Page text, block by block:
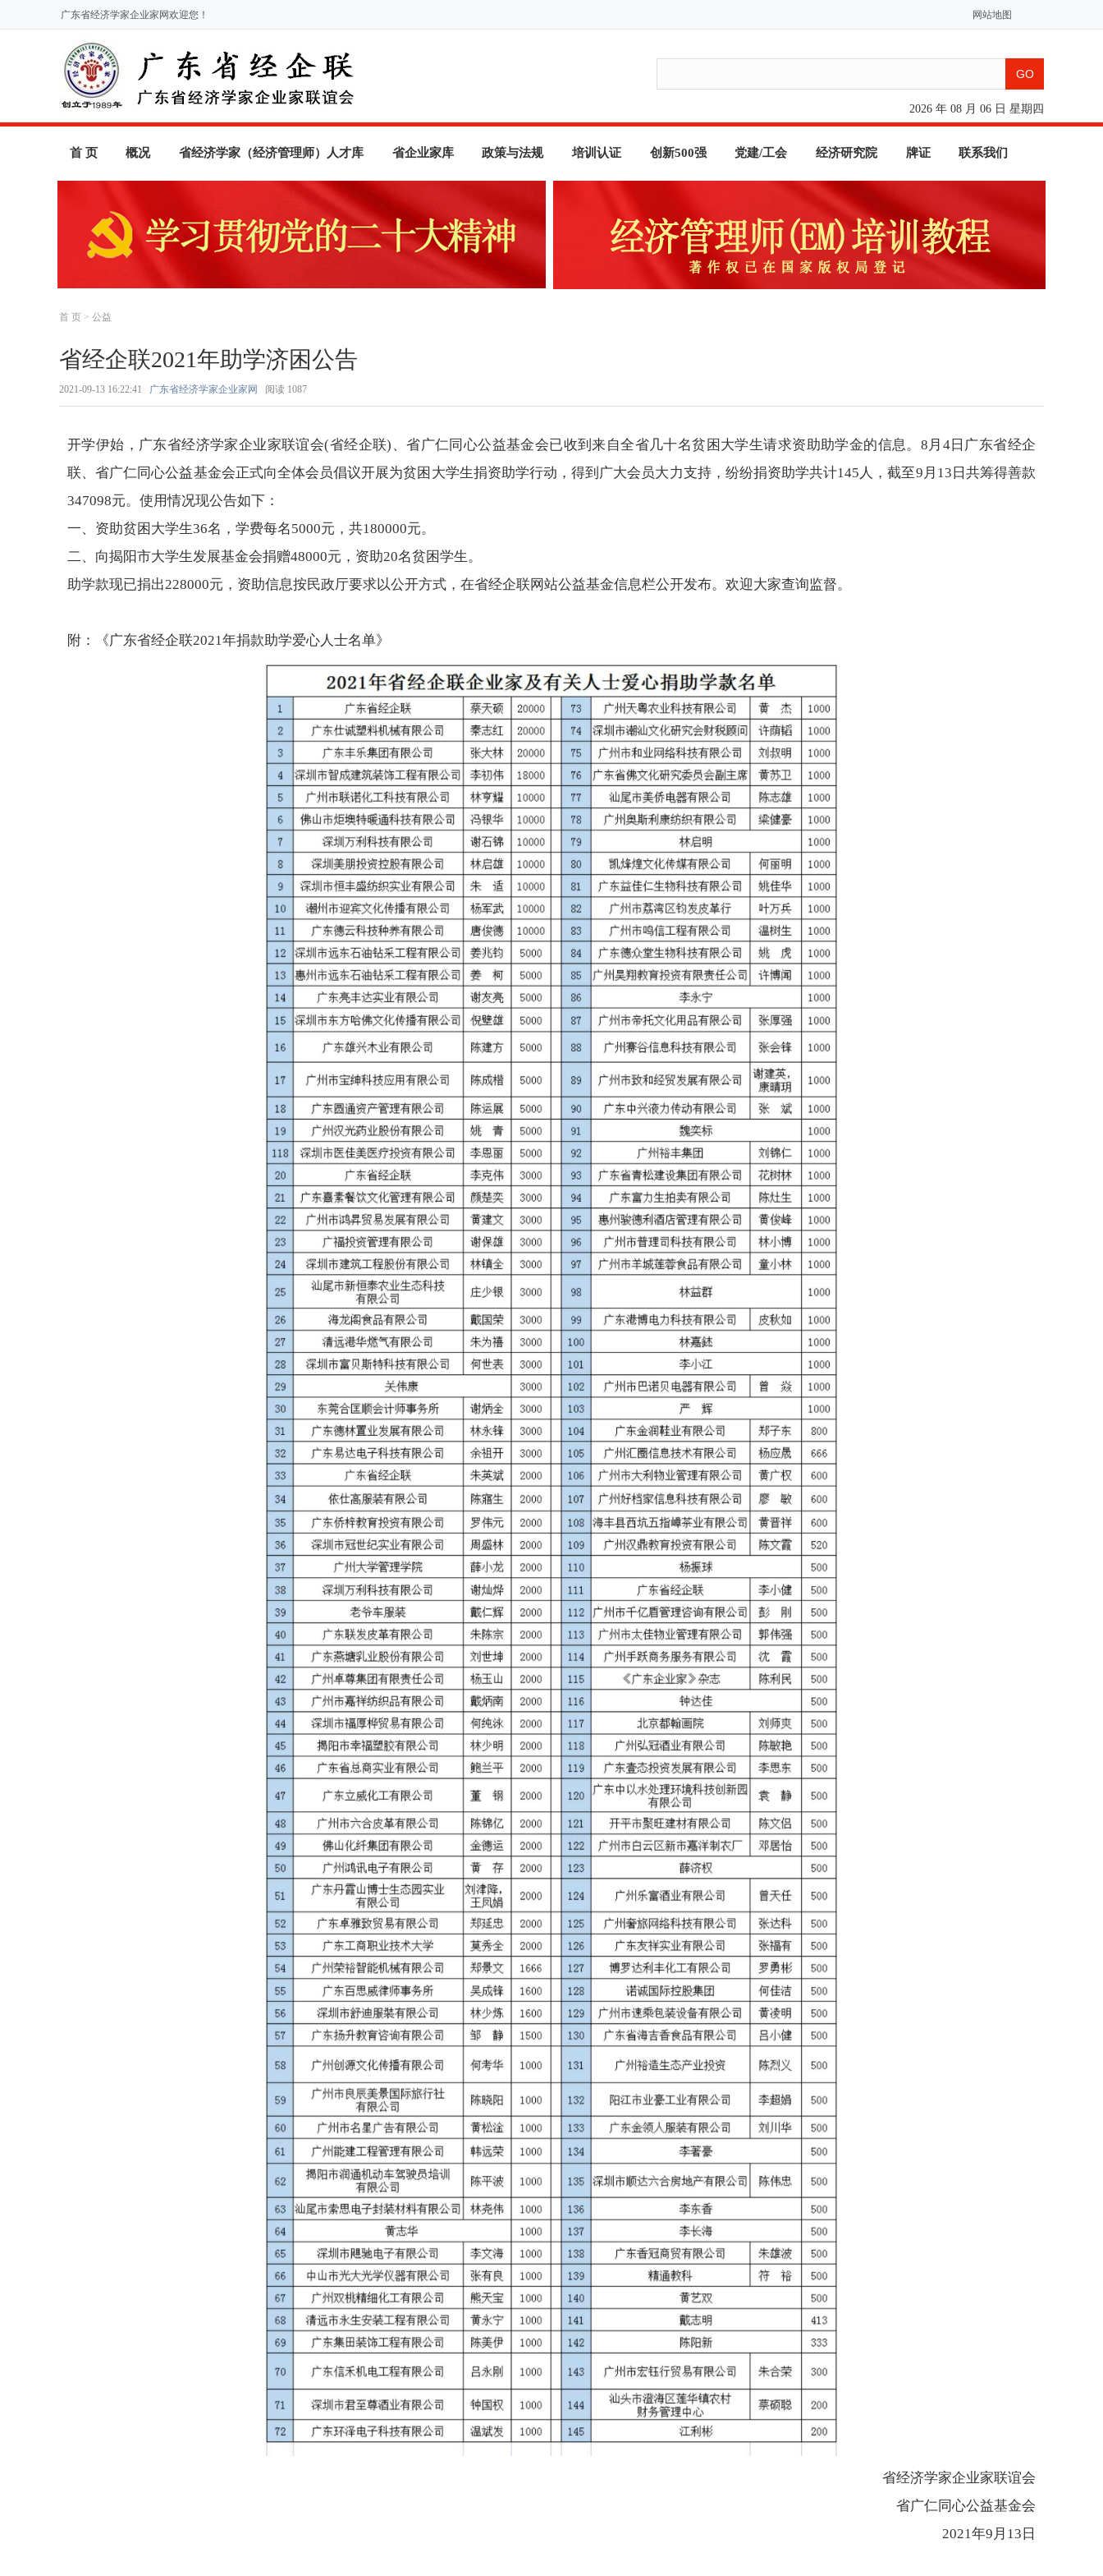
广东省经济学家企业家网欢迎您！ 网站地图
2026 年 08 月 06 日 星期四
首 页 概况 省经济学家（经济管理师）人才库 省企业家库 政策与法规 培训认证 创新500强 党建/工会 经济研究院 牌证 联系我们
首 页 > 公益
省经企联2021年助学济困公告
2021-09-13 16:22:41 广东省经济学家企业家网 阅读 1087
开学伊始，广东省经济学家企业家联谊会(省经企联)、省广仁同心公益基金会已收到来自全省几十名贫困大学生请求资助助学金的信息。8月4日广东省经企
联、省广仁同心公益基金会正式向全体会员倡议开展为贫困大学生捐资助学行动，得到广大会员大力支持，纷纷捐资助学共计145人，截至9月13日共筹得善款
347098元。使用情况现公告如下：
一、资助贫困大学生36名，学费每名5000元，共180000元。
二、向揭阳市大学生发展基金会捐赠48000元，资助20名贫困学生。
助学款现已捐出228000元，资助信息按民政厅要求以公开方式，在省经企联网站公益基金信息栏公开发布。欢迎大家查询监督。
附：《广东省经企联2021年捐款助学爱心人士名单》
省经济学家企业家联谊会
省广仁同心公益基金会
2021年9月13日